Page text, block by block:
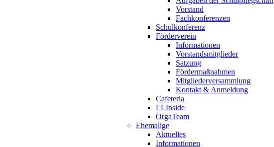
Vorstand
Fachkonferenzen
Schulkonferenz
Förderverein
Informationen
Vorstandsmitglieder
Satzung
Fördermaßnahmen
Mitgliederversammlung
Kontakt & Anmeldung
Cafeteria
LLInside
OrgaTeam
Ehemalige
Aktuelles
Informationen